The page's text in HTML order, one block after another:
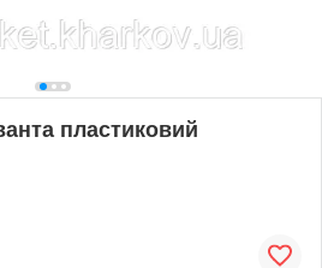
пластиковий